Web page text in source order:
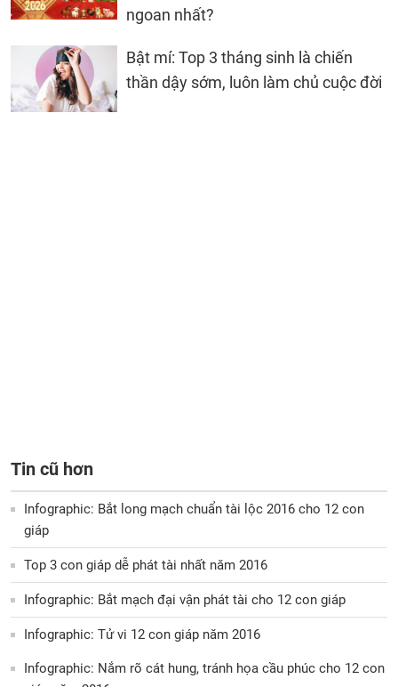
ngoan nhất?
Bật mí: Top 3 tháng sinh là chiến
thần dậy sớm, luôn làm chủ cuộc đời
Tin cũ hơn
Infographic: Bắt long mạch chuẩn tài lộc 2016 cho 12 con
giáp
Top 3 con giáp dễ phát tài nhất năm 2016
Infographic: Bắt mạch đại vận phát tài cho 12 con giáp
Infographic: Tử vi 12 con giáp năm 2016
Infographic: Nắm rõ cát hung, tránh họa cầu phúc cho 12 con